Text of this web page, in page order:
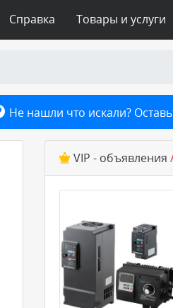
Товары и услуги
Справка
Не нашли что искали?
VIP - объявления